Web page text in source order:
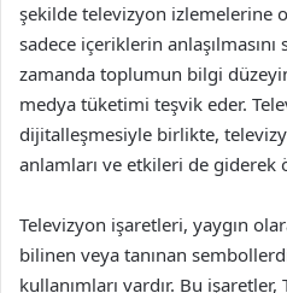
şekilde televizyon izlemelerine
sadece içeriklerin
zamanda toplumun bilgi
medya tüketimi teşvik eder.
dijitalleşmesiyle birlikte,
anlamları ve etkileri de giderek
Televizyon işaretleri, yaygın
bilinen veya tanınan
kullanımları vardır. Bu